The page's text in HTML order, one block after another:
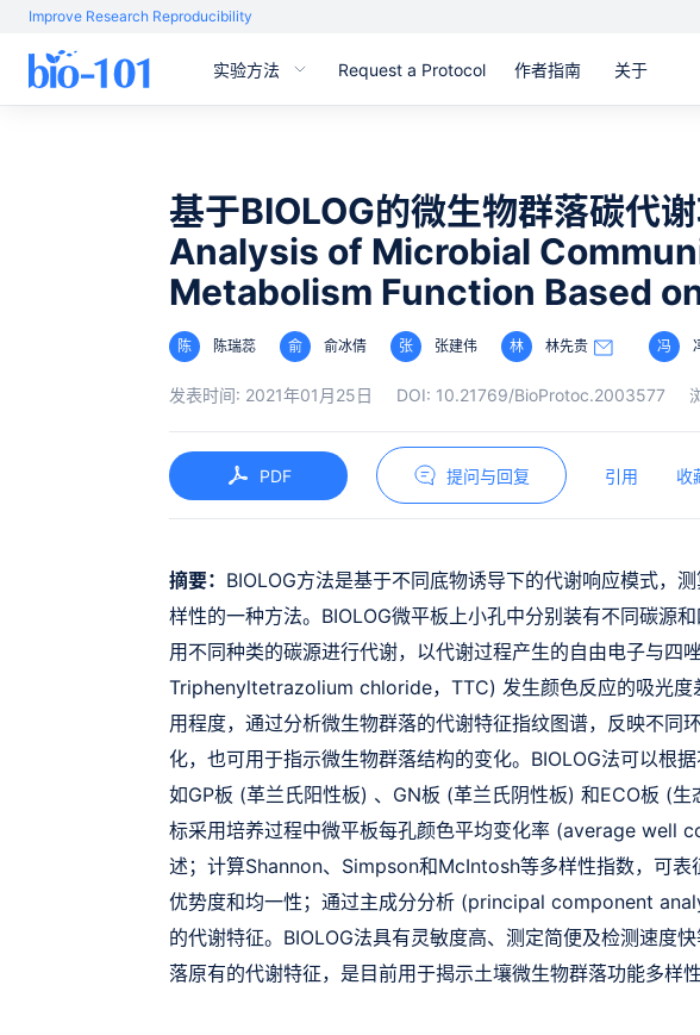
Improve Research Reproducibility
实验方法 Request a Protocol 作者指南 关于
基于BIOLOG的微生物群落碳代
Analysis of Microbial
Metabolism Function Based
陈 陈瑞蕊 俞 俞冰倩 张 张建伟 林 林先贵 冯
发表时间: 2021年01月25日 DOI: 10.21769/BioProtoc.2003577
PDF 提问与回复 引用 收
摘要： BIOLOG方法是基于不同底物诱导下的代谢响应模式，
样性的一种方法。BIOLOG微平板上小孔中分别装有不同碳源
用不同种类的碳源进行代谢，以代谢过程产生的自由电子与四
Triphenyltetrazolium chloride，TTC) 发生颜色反应的吸光度
用程度，通过分析微生物群落的代谢特征指纹图谱，反映不同
化，也可用于指示微生物群落结构的变化。BIOLOG法可以根
如GP板 (革兰氏阳性板) 、GN板 (革兰氏阴性板) 和ECO板 (
标采用培养过程中微平板每孔颜色平均变化率 (average well
述；计算Shannon、Simpson和McIntosh等多样性指数，可表
优势度和均一性；通过主成分分析 (principal component
的代谢特征。BIOLOG法具有灵敏度高、测定简便及检测速度
落原有的代谢特征，是目前用于揭示土壤微生物群落功能多样